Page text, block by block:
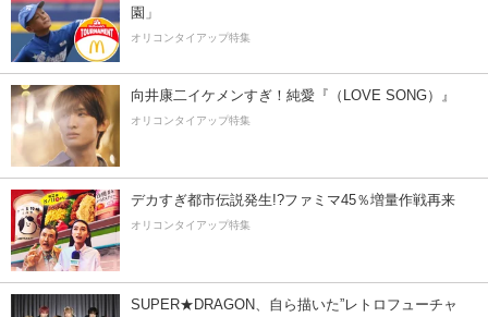
園」
オリコンタイアップ特集
向井康二イケメンすぎ！純愛『（LOVE SONG）』
オリコンタイアップ特集
デカすぎ都市伝説発生!?ファミマ45％増量作戦再来
オリコンタイアップ特集
SUPER★DRAGON、自ら描いた”レトロフューチャ